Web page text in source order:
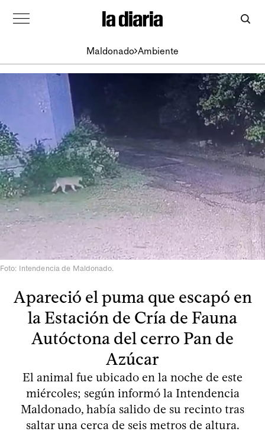
Maldonado Ambiente
Foto: Intendencia de Maldonado.
Apareció el puma que escapó en
la Estación de Cría de Fauna
Autóctona del cerro Pan de
Azúcar
El animal fue ubicado en la noche de este
miércoles; según informó la Intendencia
Maldonado, había salido de su recinto tras
saltar una cerca de seis metros de altura.